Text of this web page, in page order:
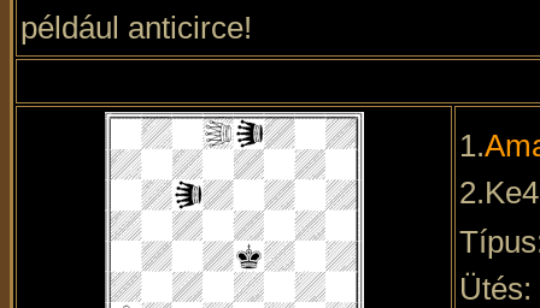
például anticirce!
1.